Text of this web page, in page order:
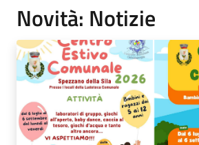
Novità: Notizie